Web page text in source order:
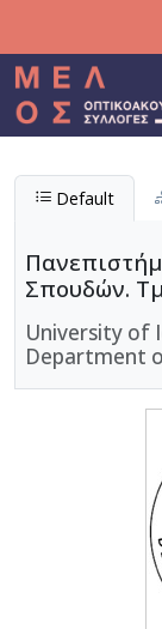
Default
Σπουδών.
University of
Department